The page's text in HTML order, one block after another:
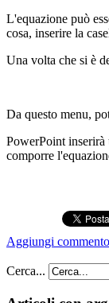
L'equazione può
cosa, inserire la
Una volta che si è
Da questo menu,
PowerPoint inserirà
comporre
Aggiungi commento
Cerca...